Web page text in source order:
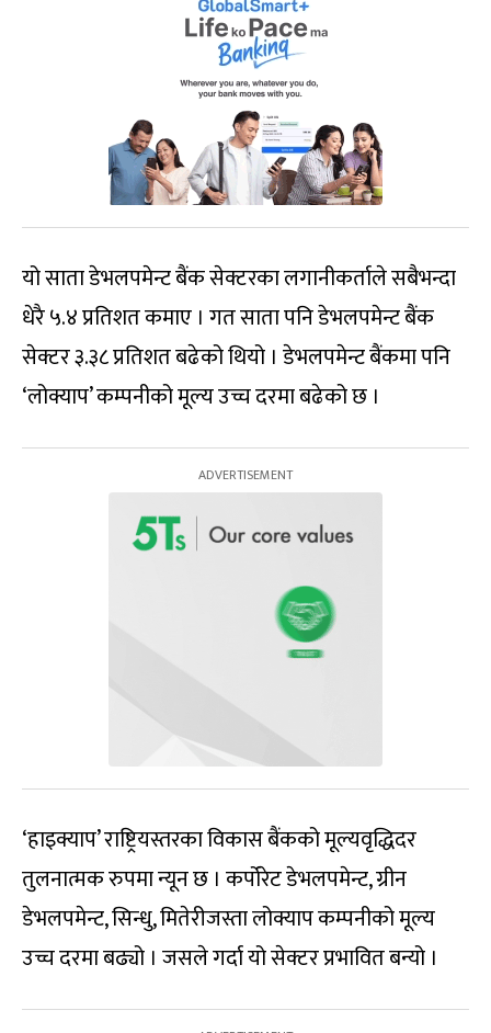
यो साता डेभलपमेन्ट बैंक सेक्टरका लगानीकर्ताले सबैभन्दा
धेरै ५.४ प्रतिशत कमाए । गत साता पनि डेभलपमेन्ट बैंक
सेक्टर ३.३८ प्रतिशत बढेको थियो । डेभलपमेन्ट बैंकमा पनि
‘लोक्याप’ कम्पनीको मूल्य उच्च दरमा बढेको छ ।
‘हाइक्याप’ राष्ट्रियस्तरका विकास बैंकको मूल्यवृद्धिदर
तुलनात्मक रुपमा न्यून छ । कर्पोरेट डेभलपमेन्ट, ग्रीन
डेभलपमेन्ट, सिन्धु, मितेरीजस्ता लोक्याप कम्पनीको मूल्य
उच्च दरमा बढ्यो । जसले गर्दा यो सेक्टर प्रभावित बन्यो ।